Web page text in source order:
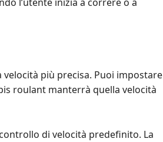
più precisa. Puoi impostare
roulant manterrà quella velocità
di velocità predefinito. La